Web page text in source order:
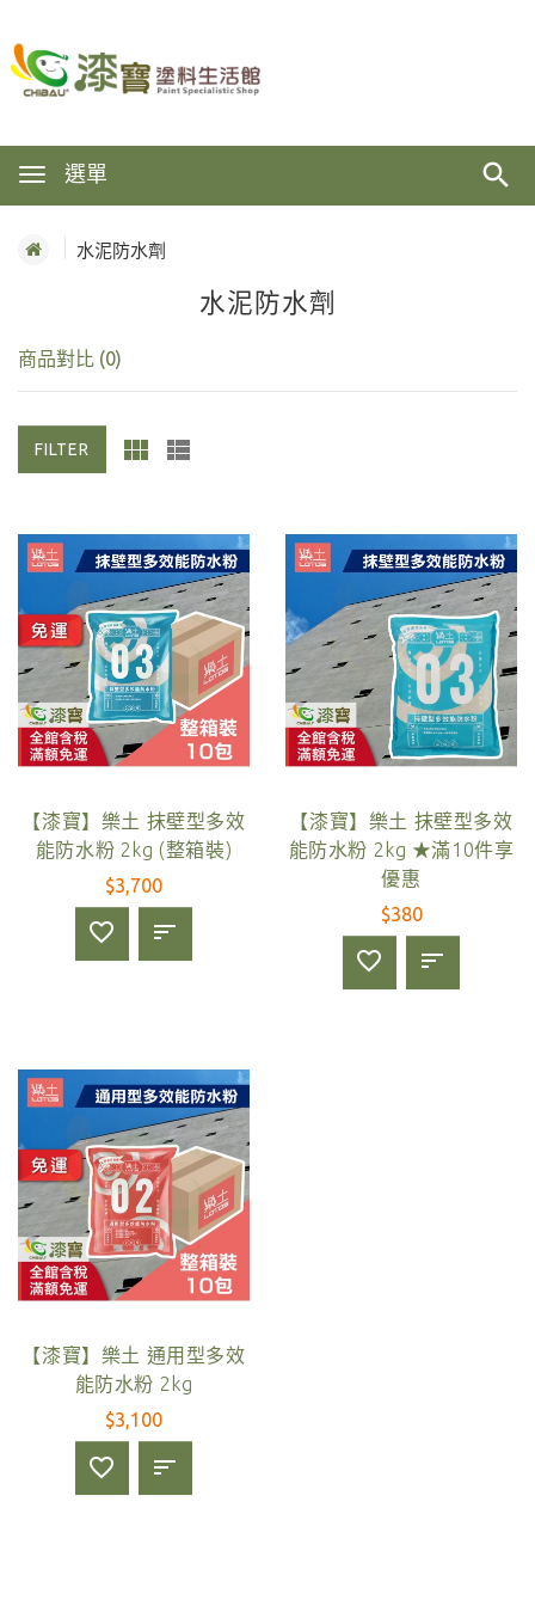
選單
水泥防水劑
水泥防水劑
商品對比 (0)
FILTER
【漆寶】樂土 抹壁型多效
能防水粉 2kg (整箱裝)
$3,700
【漆寶】樂土 抹壁型多效
能防水粉 2kg ★滿10件享
優惠
$380
【漆寶】樂土 通用型多效
能防水粉 2kg
$3,100